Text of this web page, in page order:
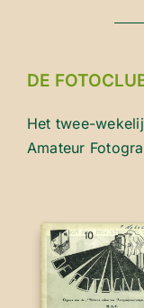
DE
Het twee-
Amateur